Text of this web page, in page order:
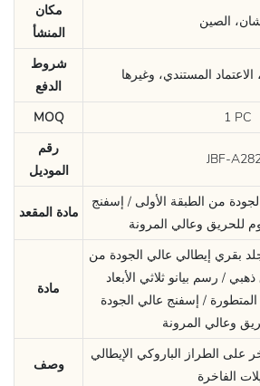
مكان
المنشأ
الصين
شروط
الدفع
المستندي، وغيرها
MOQ
1 PC
رقم
الموديل
JBF-
مادة المقعد
من الطبقة الأولى / إسفنج
للحريق وعالي المرونة
مادة
بقري إيطالي عالي الجودة من
المتطورة / إسفنج عالي الجودة
وعالي المرونة
وصف
الطراز الباروكي الإيطالي
الفاخرة